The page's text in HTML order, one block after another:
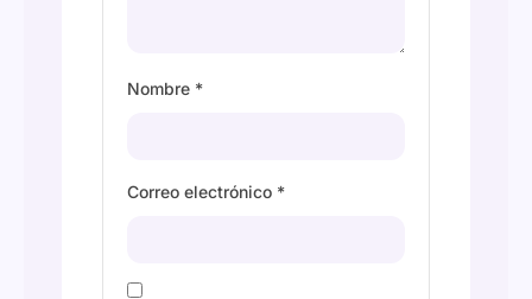
Nombre *
Correo electrónico *